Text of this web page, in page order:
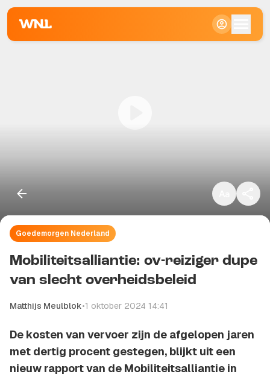
Goedemorgen Nederland
Mobiliteitsalliantie: ov-reiziger dupe
van slecht overheidsbeleid
Matthijs Meulblok•1 oktober 2024 14:41
De kosten van vervoer zijn de afgelopen jaren
met dertig procent gestegen, blijkt uit een
nieuw rapport van de Mobiliteitsalliantie in